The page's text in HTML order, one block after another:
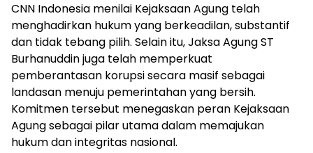
CNN Indonesia menilai Kejaksaan Agung telah
menghadirkan hukum yang berkeadilan, substantif
dan tidak tebang pilih. Selain itu, Jaksa Agung ST
Burhanuddin juga telah memperkuat
pemberantasan korupsi secara masif sebagai
landasan menuju pemerintahan yang bersih.
Komitmen tersebut menegaskan peran Kejaksaan
Agung sebagai pilar utama dalam memajukan
hukum dan integritas nasional.